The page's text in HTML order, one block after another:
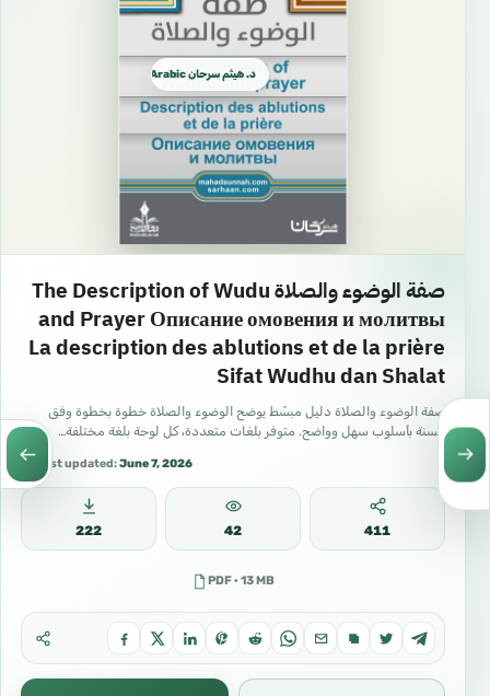
د. هيثم سرحان Arabic العربية
صفة الوضوء والصلاة The Description of Wudu
and Prayer Описание омовения и молитвы
La description des ablutions et de la prière
Sifat Wudhu dan Shalat
صفة الوضوء والصلاة دليل مبسّط يوضح الوضوء والصلاة خطوة بخطوة وفق
السنة بأسلوب سهل وواضح. متوفر بلغات متعددة، كل لوحة بلغة مختلفة…
Last updated:June 7, 2026
222 42 411
PDF · 13 MB